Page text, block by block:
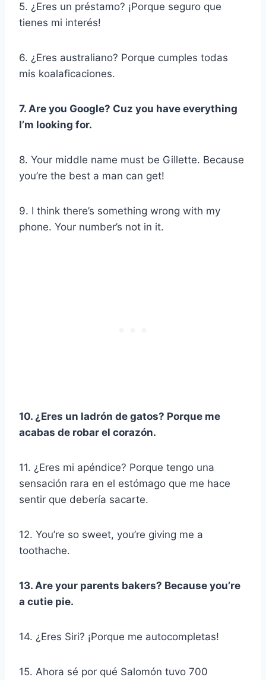
5. ¿Eres un préstamo? ¡Porque seguro que
tienes mi interés!
6. ¿Eres australiano? Porque cumples todas
mis koalaficaciones.
7. Are you Google? Cuz you have everything
I’m looking for.
8. Your middle name must be Gillette. Because
you’re the best a man can get!
9. I think there’s something wrong with my
phone. Your number’s not in it.
10. ¿Eres un ladrón de gatos? Porque me
acabas de robar el corazón.
11. ¿Eres mi apéndice? Porque tengo una
sensación rara en el estómago que me hace
sentir que debería sacarte.
12. You’re so sweet, you’re giving me a
toothache.
13. Are your parents bakers? Because you’re
a cutie pie.
14. ¿Eres Siri? ¡Porque me autocompletas!
15. Ahora sé por qué Salomón tuvo 700